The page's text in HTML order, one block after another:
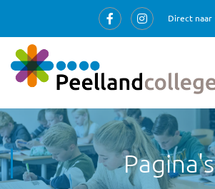
Direct naar
Pagina's